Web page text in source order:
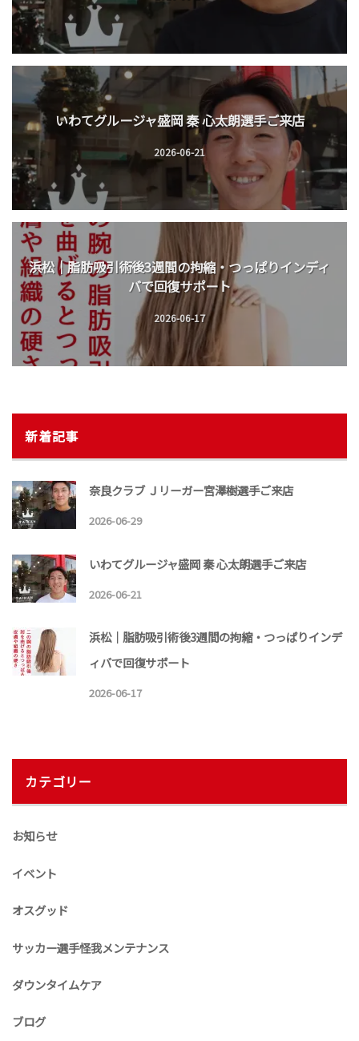
いわてグルージャ盛岡 秦 心太朗選手ご来店
2026-06-21
浜松｜脂肪吸引術後3週間の拘縮・つっぱりインディ
バで回復サポート
2026-06-17
新着記事
奈良クラブ Ｊリーガー宮澤樹選手ご来店
2026-06-29
いわてグルージャ盛岡 秦 心太朗選手ご来店
2026-06-21
浜松｜脂肪吸引術後3週間の拘縮・つっぱりインデ
ィバで回復サポート
2026-06-17
カテゴリー
お知らせ
イベント
オスグッド
サッカー選手怪我メンテナンス
ダウンタイムケア
ブログ